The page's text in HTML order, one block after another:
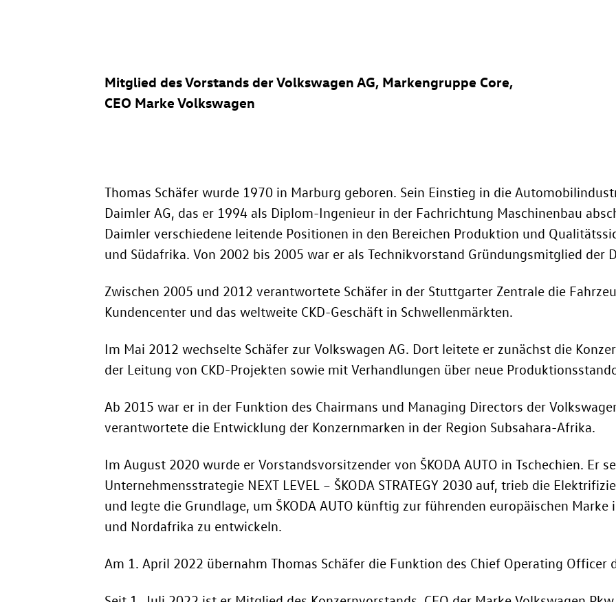
Mitglied des Vorstands der Volkswagen AG, Markengruppe Core,
CEO Marke Volkswagen
Thomas Schäfer wurde 1970 in Marburg geboren. Sein Einstieg in die
Daimler AG, das er 1994 als Diplom-Ingenieur in der Fachrichtung Maschinenbau
Daimler verschiedene leitende Positionen in den Bereichen Produktion und
und Südafrika. Von 2002 bis 2005 war er als Technikvorstand Gründungsmitglied der
Zwischen 2005 und 2012 verantwortete Schäfer in der Stuttgarter Zentrale die
Kundencenter und das weltweite CKD-Geschäft in Schwellenmärkten.
Im Mai 2012 wechselte Schäfer zur Volkswagen AG. Dort leitete er zunächst die
der Leitung von CKD-Projekten sowie mit Verhandlungen über neue
Ab 2015 war er in der Funktion des Chairmans und Managing Directors der
verantwortete die Entwicklung der Konzernmarken in der Region Subsahara-Afrika.
Im August 2020 wurde er Vorstandsvorsitzender von ŠKODA AUTO in Tschechien. Er
Unternehmensstrategie NEXT LEVEL – ŠKODA STRATEGY 2030 auf, trieb die
und legte die Grundlage, um ŠKODA AUTO künftig zur führenden europäischen
und Nordafrika zu entwickeln.
Am 1. April 2022 übernahm Thomas Schäfer die Funktion des Chief Operating Officer